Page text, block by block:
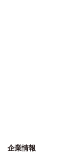
企業情報